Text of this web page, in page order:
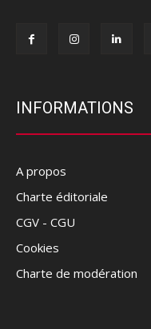
INFORMATIONS
A propos
Charte éditoriale
CGV - CGU
Cookies
Charte de modération